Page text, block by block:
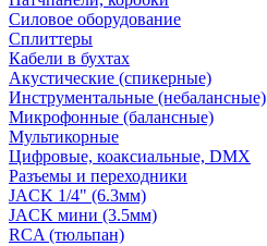
Силовое оборудование
Сплиттеры
Кабели в бухтах
Акустические (спикерные)
Инструментальные (небалансные)
Микрофонные (балансные)
Мультикорные
Цифровые, коаксиальные, DMX
Разъемы и переходники
JACK 1/4" (6.3мм)
JACK мини (3.5мм)
RCA (тюльпан)